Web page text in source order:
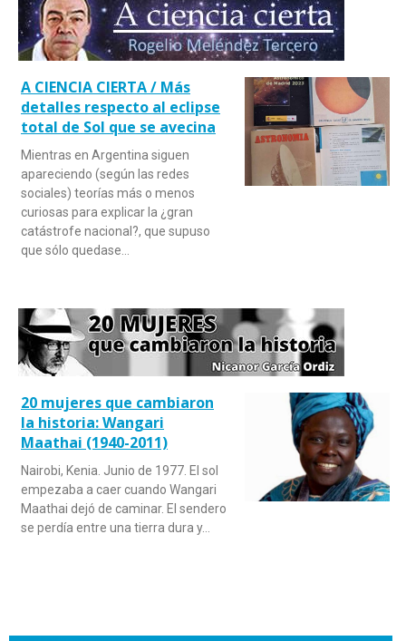
A CIENCIA CIERTA / Más
detalles respecto al eclipse
total de Sol que se avecina
Mientras en Argentina siguen
apareciendo (según las redes
sociales) teorías más o menos
curiosas para explicar la ¿gran
catástrofe nacional?, que supuso
que sólo quedase…
20 mujeres que cambiaron
la historia: Wangari
Maathai (1940-2011)
Nairobi, Kenia. Junio de 1977. El sol
empezaba a caer cuando Wangari
Maathai dejó de caminar. El sendero
se perdía entre una tierra dura y…